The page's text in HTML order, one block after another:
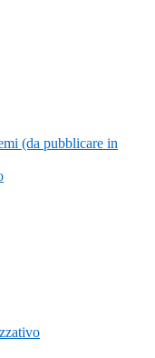
(da pubblicare in